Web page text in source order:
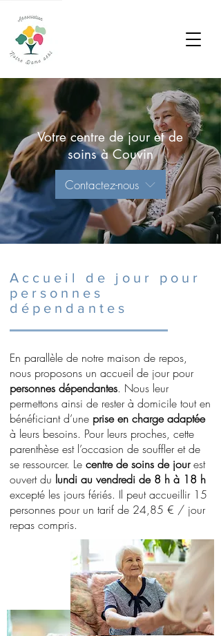
Votre centre de jour et de
soins à Couvin
Contactez-nous
Accueil de jour pour
personnes
dépendantes
En parallèle de notre maison de repos,
nous proposons un accueil de jour pour
personnes dépendantes. Nous leur
permettons ainsi de rester à domicile tout en
bénéficiant d’une prise en charge adaptée
à leurs besoins. Pour leurs proches, cette
parenthèse est l’occasion de souffler et de
se ressourcer. Le centre de soins de jourest
ouvert du lundi au vendredi de 8 h à 18 h
excepté les jours fériés. Il peut accueillir 15
personnes pour un tarif de 24,85 € / jour
repas compris.